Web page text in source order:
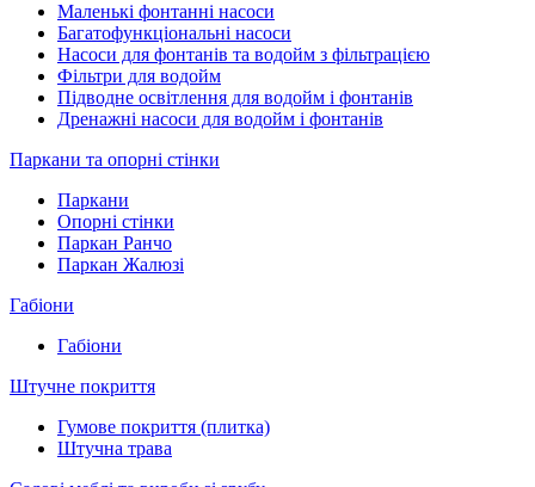
Маленькі фонтанні насоси
Багатофункціональні насоси
Насоси для фонтанів та водойм з фільтрацією
Фільтри для водойм
Підводне освітлення для водойм і фонтанів
Дренажні насоси для водойм і фонтанів
Паркани та опорні стінки
Паркани
Опорні стінки
Паркан Ранчо
Паркан Жалюзі
Габіони
Габіони
Штучне покриття
Гумове покриття (плитка)
Штучна трава